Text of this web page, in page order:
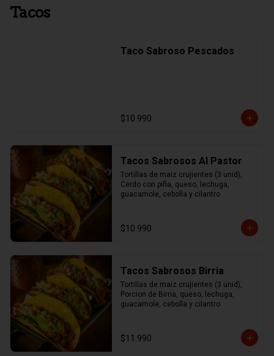
Tacos
Taco Sabroso Pescados
$10.990
Tacos Sabrosos Al Pastor
Tortillas de maiz crujientes (3 unid),
Cerdo con piña, queso, lechuga,
guacamole, cebolla y cilantro
$10.990
Tacos Sabrosos Birria
Tortillas de maiz crujientes (3 unid),
Porcion de Birria, queso, lechuga,
guacamole, cebolla y cilantro
$11.990